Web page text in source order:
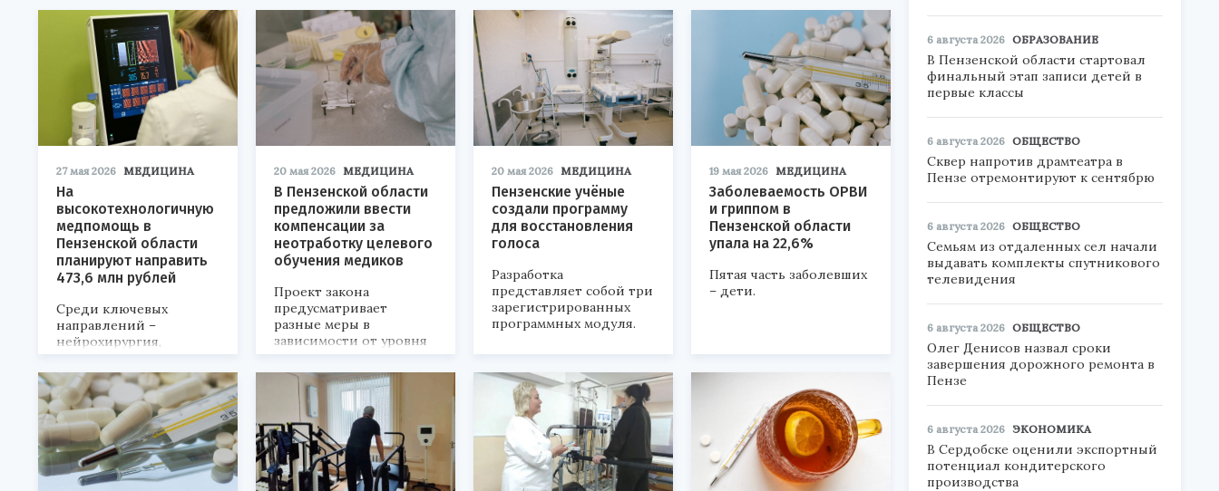
27 мая 2026 МЕДИЦИНА
На
высокотехнологичную
медпомощь в
Пензенской области
планируют направить
473,6 млн рублей
Среди ключевых
направлений –
нейрохирургия,
онкология,
офтальмология,
педиатрия.
20 мая 2026 МЕДИЦИНА
В Пензенской области
предложили ввести
компенсации за
неотработку целевого
обучения медиков
Проект закона
предусматривает
разные меры в
зависимости от уровня
образования.
20 мая 2026 МЕДИЦИНА
Пензенские учёные
создали программу
для восстановления
голоса
Разработка
представляет собой три
зарегистрированных
программных модуля.
19 мая 2026 МЕДИЦИНА
Заболеваемость ОРВИ
и гриппом в
Пензенской области
упала на 22,6%
Пятая часть заболевших
– дети.
6 августа 2026 ОБРАЗОВАНИЕ
В Пензенской области стартовал
финальный этап записи детей в
первые классы
6 августа 2026 ОБЩЕСТВО
Сквер напротив драмтеатра в
Пензе отремонтируют к сентябрю
6 августа 2026 ОБЩЕСТВО
Семьям из отдаленных сел начали
выдавать комплекты спутникового
телевидения
6 августа 2026 ОБЩЕСТВО
Олег Денисов назвал сроки
завершения дорожного ремонта в
Пензе
6 августа 2026 ЭКОНОМИКА
В Сердобске оценили экспортный
потенциал кондитерского
производства